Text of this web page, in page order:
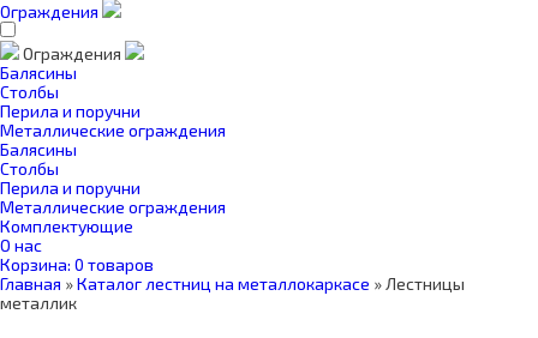
Ограждения
Ограждения
Балясины
Столбы
Перила и поручни
Металлические ограждения
Балясины
Столбы
Перила и поручни
Металлические ограждения
Комплектующие
О нас
Корзина: 0 товаров
Главная »Каталог лестниц на металлокаркасе »Лестницы
металлик